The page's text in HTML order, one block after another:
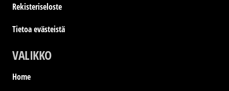
Rekisteriseloste
Tietoa evästeistä
VALIKKO
Home